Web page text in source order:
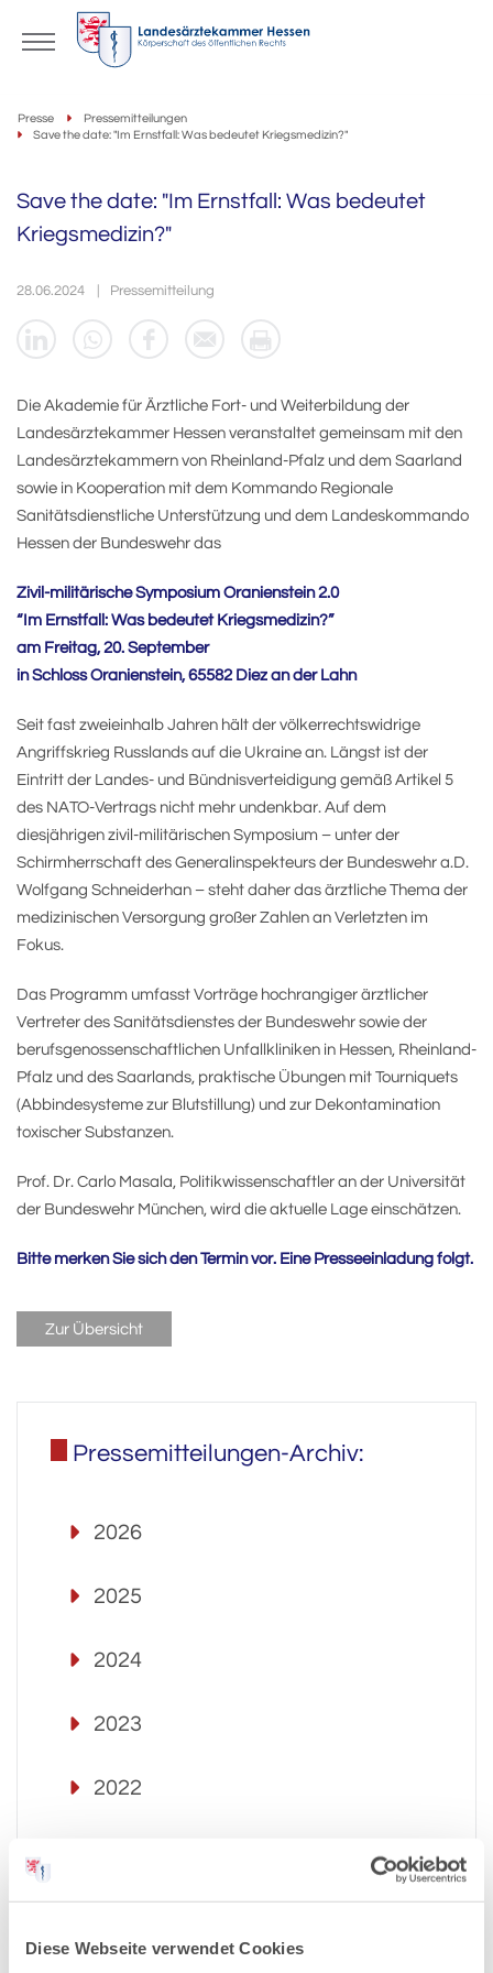
Diese Webseite verwendet Cookies
Presse
Pressemitteilungen
Save the date: "Im Ernstfall: Was bedeutet Kriegsmedizin?"
Save the date: "Im Ernstfall: Was bedeutet
Kriegsmedizin?"
28.06.2024 Pressemitteilung
Die Akademie für Ärztliche Fort- und Weiterbildung der
Landesärztekammer Hessen veranstaltet gemeinsam mit den
Landesärztekammern von Rheinland-Pfalz und dem Saarland
sowie in Kooperation mit dem Kommando Regionale
Sanitätsdienstliche Unterstützung und dem Landeskommando
Hessen der Bundeswehr das
Zivil-militärische Symposium Oranienstein 2.0
“Im Ernstfall: Was bedeutet Kriegsmedizin?”
am Freitag, 20. September
in Schloss Oranienstein, 65582 Diez an der Lahn
Seit fast zweieinhalb Jahren hält der völkerrechtswidrige
Angriffskrieg Russlands auf die Ukraine an. Längst ist der
Eintritt der Landes- und Bündnisverteidigung gemäß Artikel 5
des NATO-Vertrags nicht mehr undenkbar. Auf dem
diesjährigen zivil-militärischen Symposium – unter der
Schirmherrschaft des Generalinspekteurs der Bundeswehr a.D.
Wolfgang Schneiderhan – steht daher das ärztliche Thema der
medizinischen Versorgung großer Zahlen an Verletzten im
Fokus.
Das Programm umfasst Vorträge hochrangiger ärztlicher
Vertreter des Sanitätsdienstes der Bundeswehr sowie der
berufsgenossenschaftlichen Unfallkliniken in Hessen, Rheinland-
Pfalz und des Saarlands, praktische Übungen mit Tourniquets
(Abbindesysteme zur Blutstillung) und zur Dekontamination
toxischer Substanzen.
Prof. Dr. Carlo Masala, Politikwissenschaftler an der Universität
der Bundeswehr München, wird die aktuelle Lage einschätzen.
Bitte merken Sie sich den Termin vor. Eine Presseeinladung folgt.
Zur Übersicht
Pressemitteilungen-Archiv:
2026
2025
2024
2023
2022